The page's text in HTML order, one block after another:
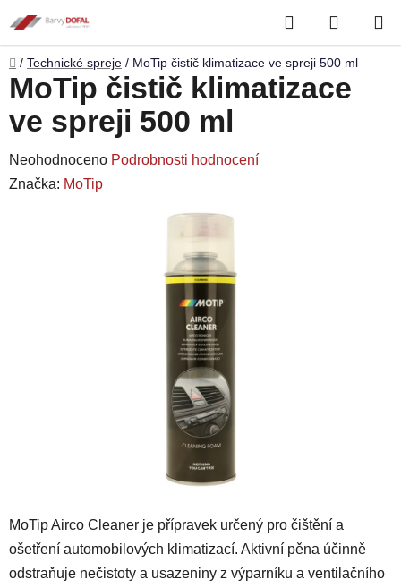
na
obsah
Hledat
KOŠÍK
Domů
/ Technické spreje / MoTip čistič klimatizace ve spreji 500 ml
MoTip Airco Cleaner je přípravek určený pro čištění a
ošetření automobilových klimatizací. Aktivní pěna účinně
odstraňuje nečistoty a usazeniny z výparníku a ventilačního
MoTip čistič klimatizace
ve spreji 500 ml
Průměrné
hodnocení
Neohodnoceno Podrobnosti hodnocení
Značka: MoTip